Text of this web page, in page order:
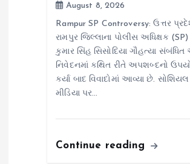
August 8, 2026
Rampur SP Controversy: ઉત્તર
રામપુર જિલ્લાના પોલીસ અધિક્ષક
કુમાર સિંહ સિસોદિયા ગૌહત્યા
નિવેદનમાં કથિત રીતે અપશબ્દનો
કર્યા બાદ વિવાદોમાં આવ્યા છે. સોશિયલ
મીડિયા પર…
Continue reading